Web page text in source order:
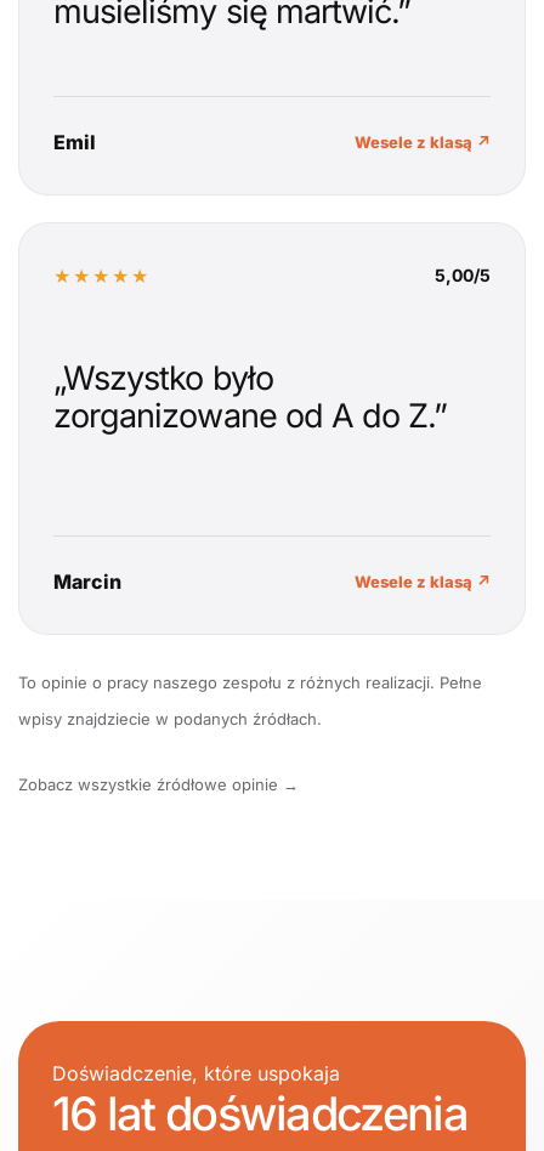
musieliśmy się martwić.”
Emil Wesele z klasą ↗
★★★★★ 5,00/5
„Wszystko było
zorganizowane od A do Z.”
Marcin Wesele z klasą ↗
To opinie o pracy naszego zespołu z różnych realizacji. Pełne
wpisy znajdziecie w podanych źródłach.
Zobacz wszystkie źródłowe opinie →
Doświadczenie, które uspokaja
16 lat doświadczenia